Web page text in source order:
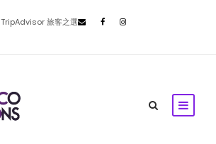
TripAdvisor 旅客之選